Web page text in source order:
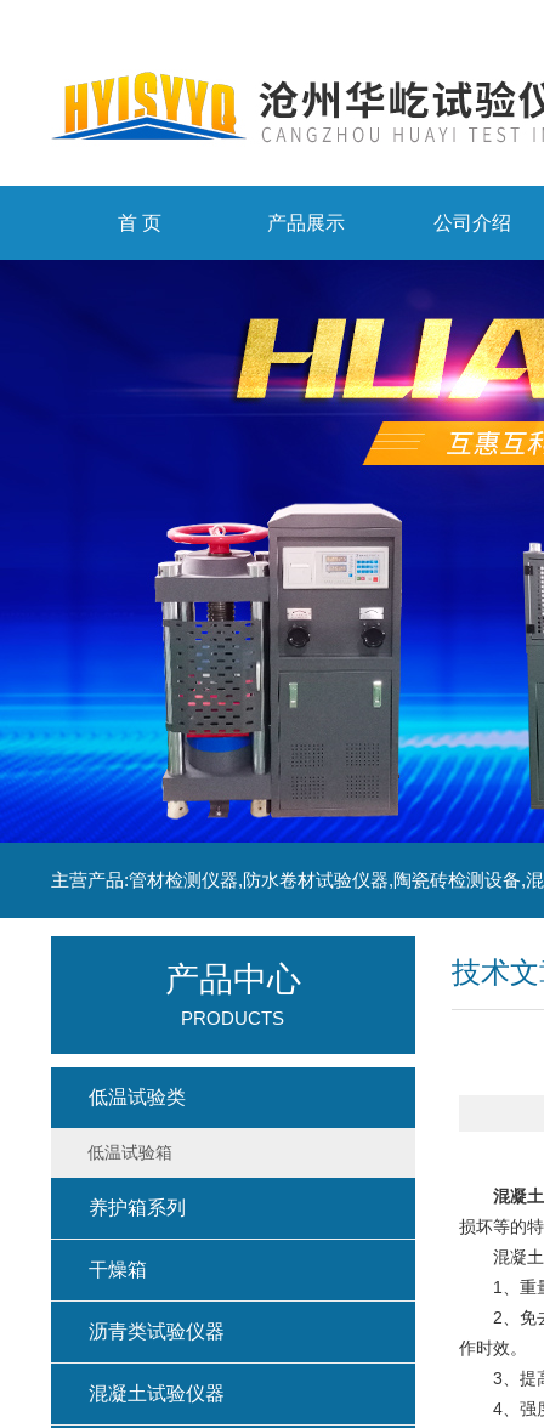
首 页 产品展示 公司介绍
技术
混凝
损坏等的
混凝土
1、重量
2、免去
作时效。
3、提高
4、强度
产品中心
PRODUCTS
低温试验类
低温试验箱
养护箱系列
干燥箱
沥青类试验仪器
混凝土试验仪器